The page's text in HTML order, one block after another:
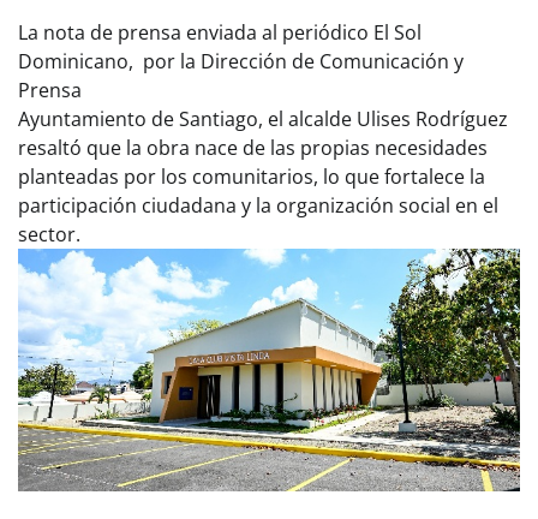
La nota de prensa enviada al periódico El Sol
Dominicano, por la Dirección de Comunicación y
Prensa
Ayuntamiento de Santiago, el alcalde Ulises Rodríguez
resaltó que la obra nace de las propias necesidades
planteadas por los comunitarios, lo que fortalece la
participación ciudadana y la organización social en el
sector.